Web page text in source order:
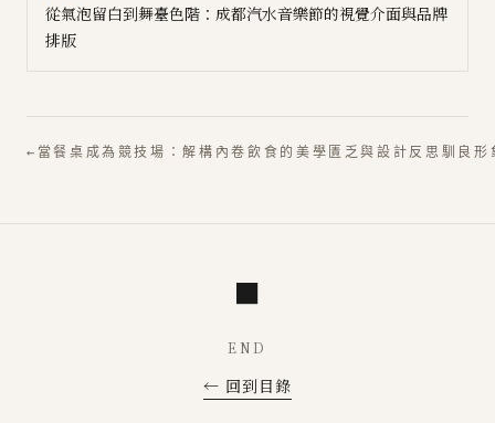
從氣泡留白到舞臺色階：成都汽水音樂節的視覺介面與品牌
排版
← 當餐桌成為競技場：解構內卷飲食的美學匱乏與設計反思 馴良形
END
← 回到目錄